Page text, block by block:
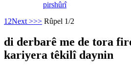
pirshûrî
1 2Next >>> Rûpel 1/2
di derbarê me de tora
kariyera têkilî daynin